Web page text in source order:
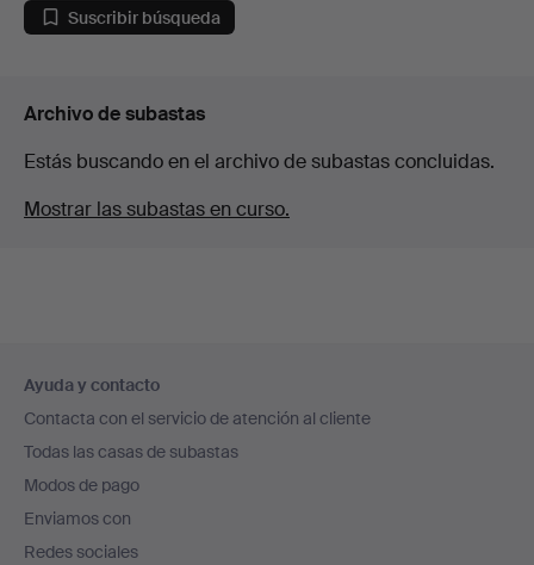
Suscribir búsqueda
Archivo de subastas
Estás buscando en el archivo de subastas concluidas.
Mostrar las subastas en curso.
en
el
pie
de
página
Ayuda y contacto
Contacta con el servicio de atención al cliente
Todas las casas de subastas
Modos de pago
Enviamos con
Redes sociales